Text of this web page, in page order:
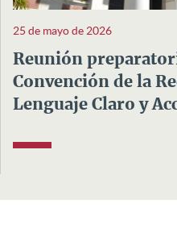
25 de mayo de 2026
Reunión
Convención de la
Lenguaje Claro y